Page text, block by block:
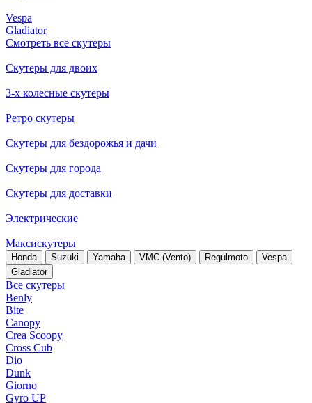
Vespa
Gladiator
Смотреть все скутеры
Скутеры для двоих
3-х колесные скутеры
Ретро скутеры
Скутеры для бездорожья и дачи
Скутеры для города
Скутеры для доставки
Электрические
Максискутеры
Honda Suzuki Yamaha VMC (Vento) Regulmoto
Vespa
Gladiator
Все скутеры
Benly
Bite
Canopy
Crea Scoopy
Cross Cub
Dio
Dunk
Giorno
Gyro UP